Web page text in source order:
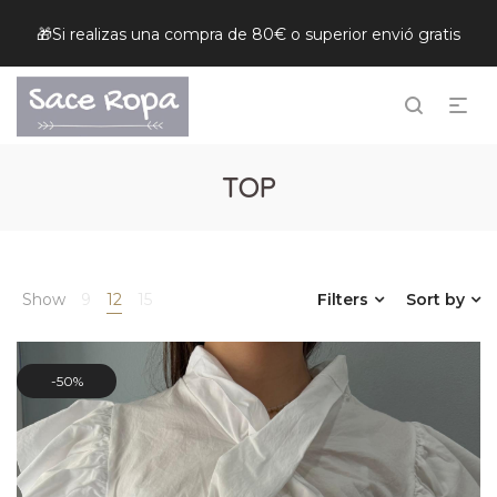
🎁Si realizas una compra de 80€ o superior envió gratis
TOP
Show 12 15 Sort by
Filters
50%